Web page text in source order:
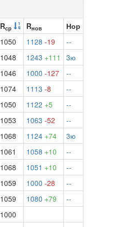
Rср Rнов
Нор
1050 1128 -19
--
1048 1243 +111
3ю
1046 1000 -127
--
1074 1113 -8
--
1050 1122 +5
--
1053 1063 -52
--
1068 1124 +74
3ю
1061 1058 +10
--
1068 1051 +10
--
1059 1000 -28
--
1059 1080 +79
--
1000